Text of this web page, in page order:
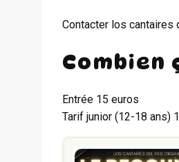
Contacter los cantaires
Combien
Entrée 15 euros
Tarif junior (12-18 ans)